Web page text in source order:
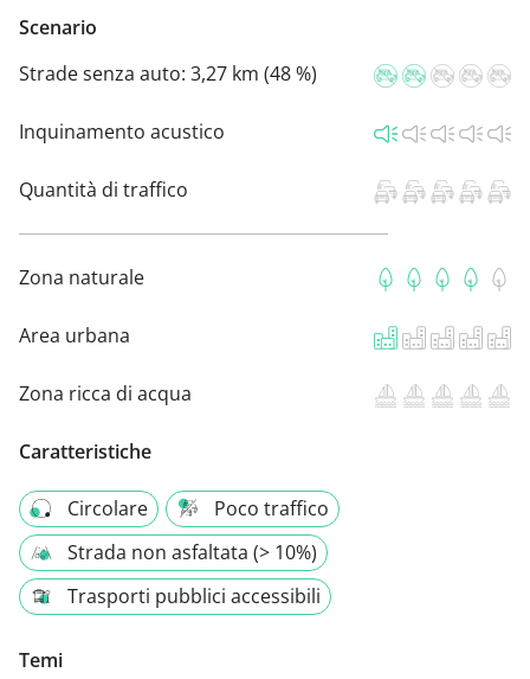
Scenario
Strade senza auto: 3,27 km (48 %)
Inquinamento acustico
Quantità di traffico
Zona naturale
Area urbana
Zona ricca di acqua
Caratteristiche
Circolare
Poco traffico
Strada non asfaltata (> 10%)
Trasporti pubblici accessibili
Temi